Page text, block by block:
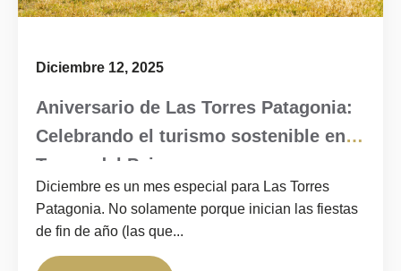
Diciembre 12, 2025
Aniversario de Las Torres Patagonia:
Celebrando el turismo sostenible en
Torres del Paine
Diciembre es un mes especial para Las Torres
Patagonia. No solamente porque inician las fiestas
de fin de año (las que...